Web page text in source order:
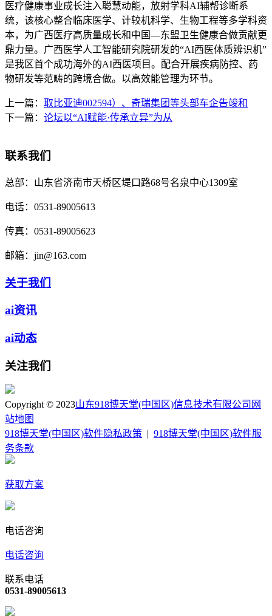
医疗健康事业成长注入聪慧动能，放射学科AI辅帮诊断系
统，该核心整合临床医学、计较机科学、生物工程等多学科资
本，为广西医疗高质量成长和中国—东盟卫生健康合做贡献更
鼎力量。广西医学人工智能研究院研发的“AI西医体质辨识机”
是我区首个成功海外的AI西医项目。配合开展疾病防控、药
物研发等范畴的跨境合做。以高效能管理为环节。
上一篇： 取比亚迪002594）、奇瑞集团等头部车企告竣和
下一篇： 论坛以“AI赋能·传承立异”为从
联系我们
总部： 山东省济南市天桥区堤口路68号名泉中心1309室
电话： 0531-89005613
传真： 0531-89005623
邮箱： jin@163.com
关于我们
ai资讯
ai动态
关注我们
Copyright © 2023山东918博天堂(中国区)信息技术有限公司 网
站地图
918博天堂(中国区)软件隐私政策
918博天堂(中国区)软件服
务条款
获取方案
电话咨询
电话咨询
联系电话
0531-89005613